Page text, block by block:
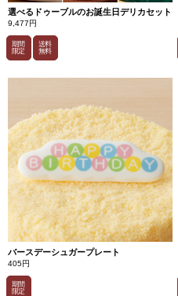
選べるドゥーブルのお誕生日デリカセット
9,477円
期間
限定
送料
無料
バースデーシュガープレート
405円
期間
限定